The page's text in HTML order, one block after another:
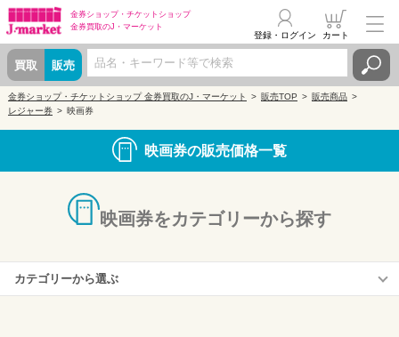
金券ショップ・ チケットショップ
金券買取のJ・マーケット
買取 販売
登録・ログイン カート
金券ショップ・チケットショップ 金券買取のJ・マーケット 販売TOP
販売商品
レジャー券
映画券
映画券の販売価格一覧
映画券をカテゴリーから探す
カテゴリーから選ぶ